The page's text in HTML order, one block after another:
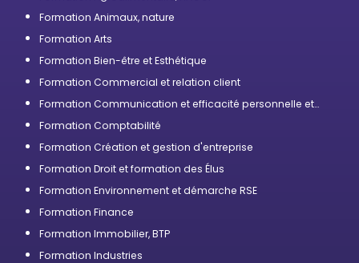
Formation Animaux, nature
Formation Arts
Formation Bien-être et Esthétique
Formation Commercial et relation client
Formation Communication et efficacité personnelle et
Formation Comptabilité
Formation Création et gestion d'entreprise
Formation Droit et formation des Élus
Formation Environnement et démarche RSE
Formation Finance
Formation Immobilier, BTP
Formation Industries